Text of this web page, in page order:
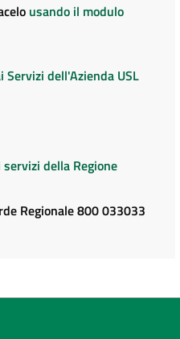
usando il modulo
Servizi dell'Azienda USL
della Regione
Regionale 800 033033